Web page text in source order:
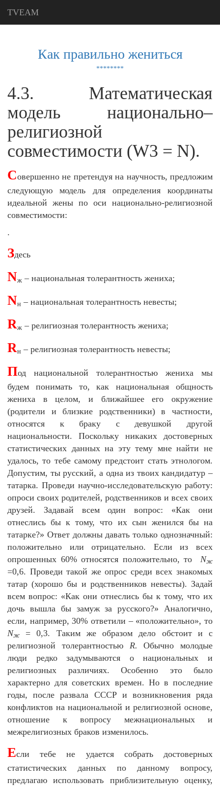
TVEAM
Как правильно жениться
********
4.3. Математическая
модель национально–
религиозной
совместимости (W3 = N).
Совершенно не претендуя на научность, предложим
следующую модель для определения координаты
идеальной жены по оси национально-религиозной
совместимости:
.
Здесь
Nж – национальная толерантность жениха;
Nн – национальная толерантность невесты;
Rж – религиозная толерантность жениха;
Rн – религиозная толерантность невесты;
Под национальной толерантностью жениха мы
будем понимать то, как национальная общность
жениха в целом, и ближайшее его окружение
(родители и близкие родственники) в частности,
относятся к браку с девушкой другой
национальности. Поскольку никаких достоверных
статистических данных на эту тему мне найти не
удалось, то тебе самому предстоит стать этнологом.
Допустим, ты русский, а одна из твоих кандидатур –
татарка. Проведи научно-исследовательскую работу:
опроси своих родителей, родственников и всех своих
друзей. Задавай всем один вопрос: «Как они
отнеслись бы к тому, что их сын женился бы на
татарке?» Ответ должны давать только однозначный:
положительно или отрицательно. Если из всех
опрошенных 60% относятся положительно, то Nж
=0,6. Проведи такой же опрос среди всех знакомых
татар (хорошо бы и родственников невесты). Задай
всем вопрос: «Как они отнеслись бы к тому, что их
дочь вышла бы замуж за русского?» Аналогично,
если, например, 30% ответили – «положительно», то
Nж
= 0,3. Таким же образом дело обстоит и с
религиозной толерантностью R. Обычно молодые
люди редко задумываются о национальных и
религиозных различиях. Особенно это было
характерно для советских времен. Но в последние
годы, после развала СССР и возникновения ряда
конфликтов на национальной и религиозной основе,
отношение к вопросу межнациональных и
межрелигиозных браков изменилось.
Если тебе не удается собрать достоверных
статистических данных по данному вопросу,
предлагаю использовать приблизительную оценку,